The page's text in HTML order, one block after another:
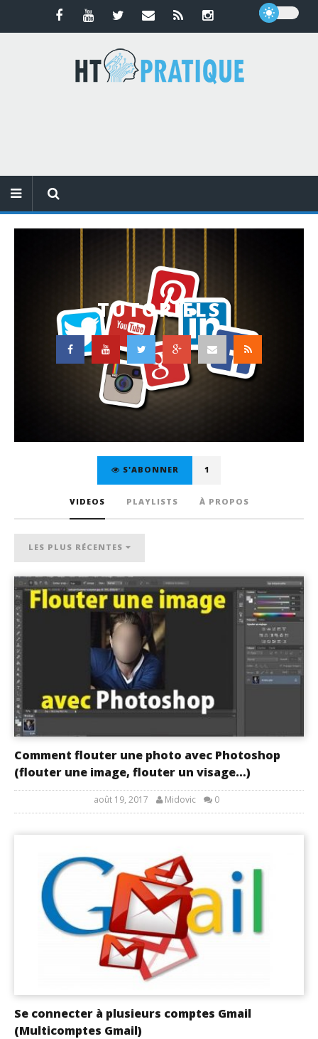
TUTORIELS
S'ABONNER 1
VIDEOS PLAYLISTS À PROPOS
LES PLUS RÉCENTES
Comment flouter une photo avec Photoshop
(flouter une image, flouter un visage…)
août 19, 2017 Midovic 0
Se connecter à plusieurs comptes Gmail
(Multicomptes Gmail)